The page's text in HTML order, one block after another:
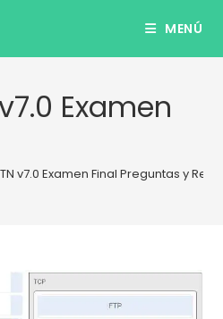
MENÚ
Examen
v7.0 Examen Final Preguntas y